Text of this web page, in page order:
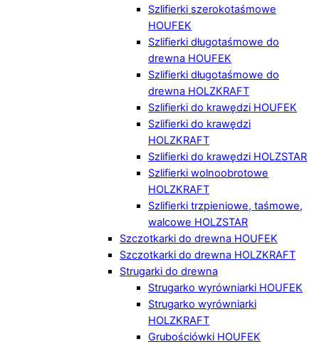
Szlifierki szerokotaśmowe
HOUFEK
Szlifierki długotaśmowe do
drewna HOUFEK
Szlifierki długotaśmowe do
drewna HOLZKRAFT
Szlifierki do krawędzi HOUFEK
Szlifierki do krawędzi
HOLZKRAFT
Szlifierki do krawędzi HOLZSTAR
Szlifierki wolnoobrotowe
HOLZKRAFT
Szlifierki trzpieniowe, taśmowe,
walcowe HOLZSTAR
Szczotkarki do drewna HOUFEK
Szczotkarki do drewna HOLZKRAFT
Strugarki do drewna
Strugarko wyrówniarki HOUFEK
Strugarko wyrówniarki
HOLZKRAFT
Grubościówki HOUFEK